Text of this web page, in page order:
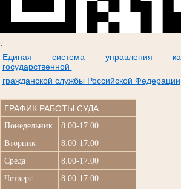
Единая система управления
государственной
гражданской службы Российской Федерации
ГРАФИК РАБОТЫ СУДА
Понедельник
8.00-17.00
Вторник
8.00-17.00
Среда
8.00-17.00
Четверг
8.00-17.00